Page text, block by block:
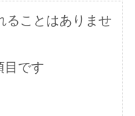
ることはありませ
です